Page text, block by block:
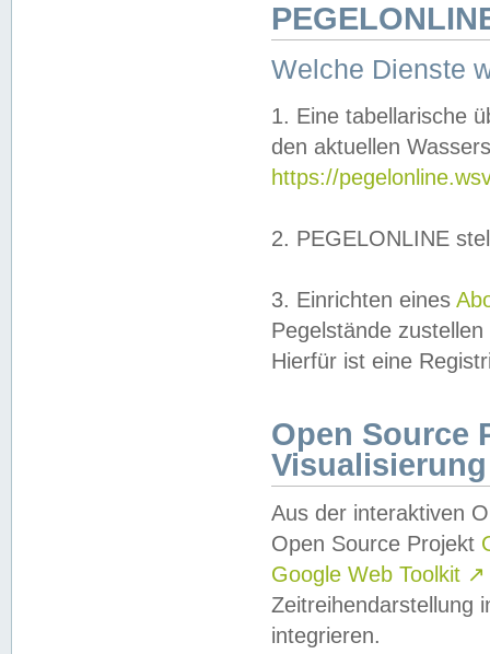
Welche Dienste
1. Eine tabellarische
den aktuellen
https://
2. PEGELONLINE
3. Einrichten eines
Pegelstände
Hierfür ist eine
Open Source
Visualisierung
Aus der interaktiven
Open Source Projekt
Google Web Toolkit ↗
Zeitreihendarstellung
integrieren.